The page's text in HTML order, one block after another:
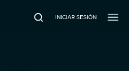
INICIAR SESIÓN